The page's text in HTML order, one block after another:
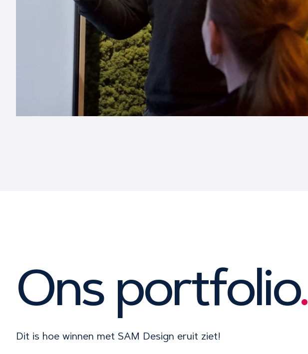
Ons portfolio.
Dit is hoe winnen met SAM Design eruit ziet!